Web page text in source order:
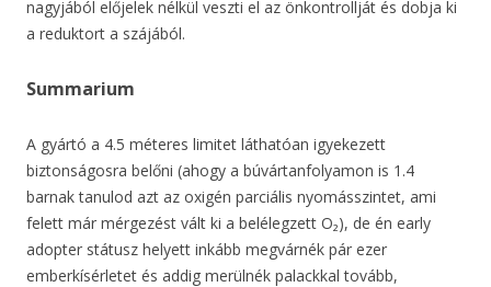
nagyjából előjelek nélkül veszti el az önkontrollját és dobja ki
a reduktort a szájából.
Summarium
A gyártó a 4.5 méteres limitet láthatóan igyekezett
biztonságosra belőni (ahogy a búvártanfolyamon is 1.4
barnak tanulod azt az oxigén parciális nyomásszintet, ami
felett már mérgezést vált ki a belélegzett O₂), de én early
adopter státusz helyett inkább megvárnék pár ezer
emberkísérletet és addig merülnék palackkal tovább,